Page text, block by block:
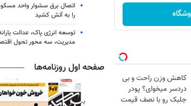
کاهش وزن راحت و بی
دردسر میخوای؟ پودر
جلبک رو با نصف قیمت
اتصال برق سشوار واحد
را به آتش کشید
توسعه انرژی پاک، عدالت
مدیریت، سه محور تحول
صفحه اول روزنامه‌ها